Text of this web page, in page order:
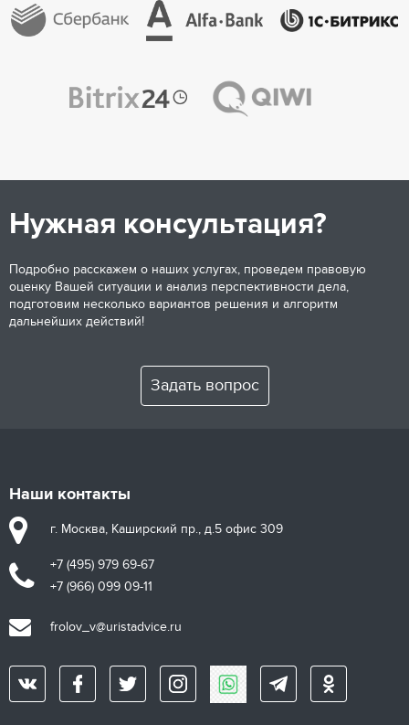
Нужная консультация?
Подробно расскажем о наших услугах, проведем правовую
оценку Вашей ситуации и анализ перспективности дела,
подготовим несколько вариантов решения и алгоритм
дальнейших действий!
Задать вопрос
Наши контакты
г. Москва, Каширский пр., д.5 офис 309
+7 (495) 979 69-67
+7 (966) 099 09-11
frolov_v@uristadvice.ru